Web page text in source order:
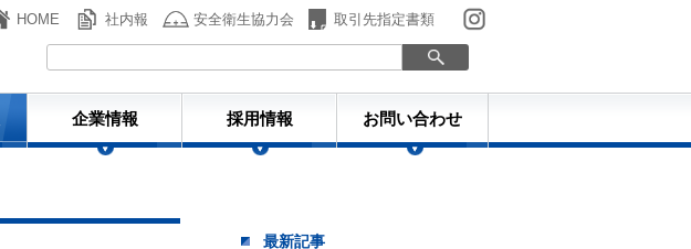
HOME 社内報 安全衛生協力会 取引先指定書類
企業情報 採用情報 お問い合わせ
最新記事